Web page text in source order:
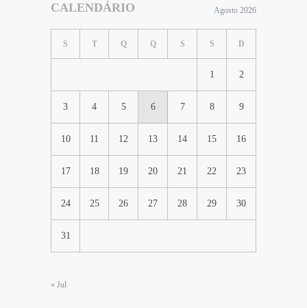
CALENDÁRIO Agosto 2026
S T Q Q S S D
1 2
3 4 5 6 7 8 9
10 11 12 13 14 15 16
17 18 19 20 21 22 23
24 25 26 27 28 29 30
31
« Jul